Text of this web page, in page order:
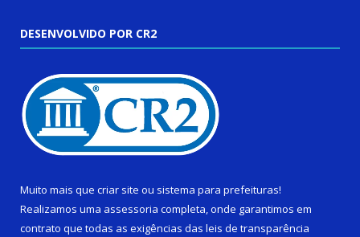
DESENVOLVIDO POR CR2
Muito mais que criar site ou sistema para prefeituras!
Realizamos uma assessoria completa, onde garantimos em
contrato que todas as exigências das leis de transparência